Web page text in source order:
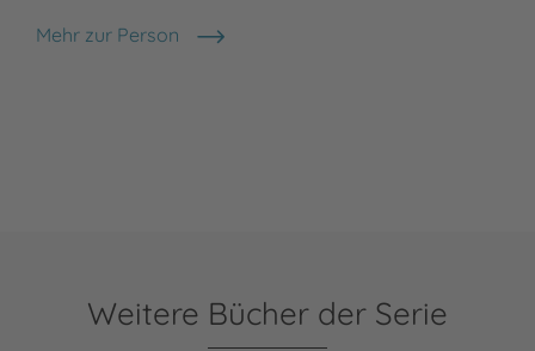
Mehr zur Person
Carmen Di Mauro
Weitere Bücher der Serie